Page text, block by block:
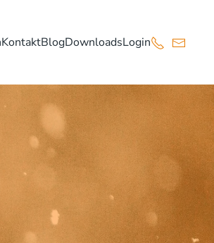
KontaktBlogDownloadsLogin